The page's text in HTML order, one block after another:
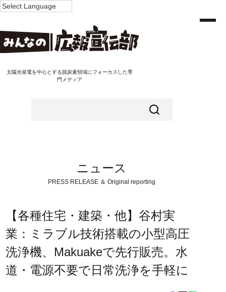
太陽光発電を中心とする脱炭素領域にフォーカスした専
門メディア
ニュース
PRESS RELEASE ＆ Original reporting
【各種住宅・建築・他】谷村実
業：ミラブル技術搭載の小型高圧
洗浄機、Makuakeで先行販売。水
道・電源不要で日常洗浄を手軽に